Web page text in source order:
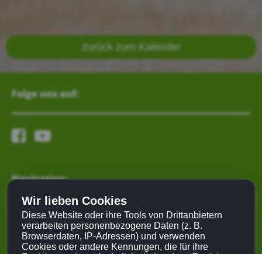
zurück zum Kalender
Folge uns auf:
Navigation:
Mein Lebensrad
Kongress
Partner
Wir lieben Cookies
Diese Website oder ihre Tools von Drittanbietern
verarbeiten personenbezogene Daten (z. B.
Browserdaten, IP-Adressen) und verwenden
Cookies oder andere Kennungen, die für ihre